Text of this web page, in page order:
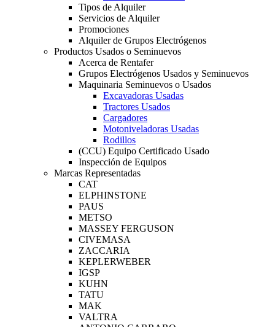
Tipos de Alquiler
Servicios de Alquiler
Promociones
Alquiler de Grupos Electrógenos
Productos Usados o Seminuevos
Acerca de Rentafer
Grupos Electrógenos Usados y Seminuevos
Maquinaria Seminuevos o Usados
Excavadoras Usadas
Tractores Usados
Cargadores
Motoniveladoras Usadas
Rodillos
(CCU) Equipo Certificado Usado
Inspección de Equipos
Marcas Representadas
CAT
ELPHINSTONE
PAUS
METSO
MASSEY FERGUSON
CIVEMASA
ZACCARIA
KEPLERWEBER
IGSP
KUHN
TATU
MAK
VALTRA